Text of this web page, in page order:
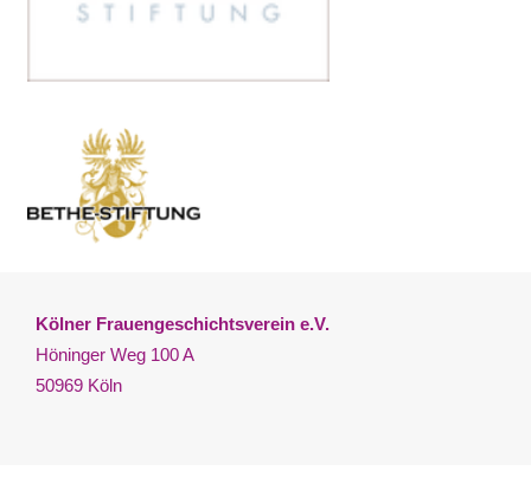
Kölner Frauengeschichtsverein e.V.
Höninger Weg 100 A
50969 Köln